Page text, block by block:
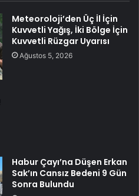
Meteoroloji’den Üç İl İçin
Kuvvetli Yağış, İki Bölge İçin
Kuvvetli Rüzgar Uyarısı
Ağustos 5, 2026
Habur Çayı’na Düşen Erkan
Sak’ın Cansız Bedeni 9 Gün
Sonra Bulundu